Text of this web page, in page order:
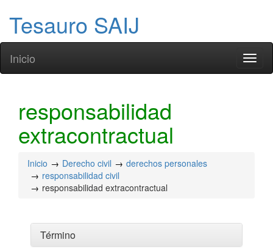
Tesauro SAIJ
Inicio
responsabilidad
extracontractual
Inicio Derecho civil
derechos personales
responsabilidad civil
responsabilidad extracontractual
Término